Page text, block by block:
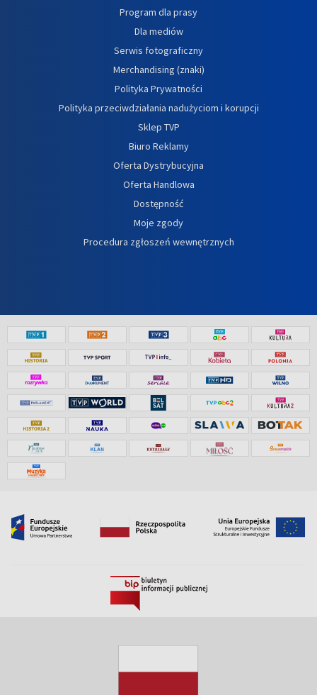
Program dla prasy
Dla mediów
Serwis fotograficzny
Merchandising (znaki)
Polityka Prywatności
Polityka przeciwdziałania nadużyciom i korupcji
Sklep TVP
Biuro Reklamy
Oferta Dystrybucyjna
Oferta Handlowa
Dostępność
Moje zgody
Procedura zgłoszeń wewnętrznych